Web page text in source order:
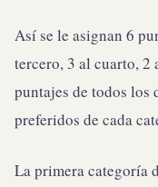
Así se le asignan 6
tercero, 3 al cuarto, 2
puntajes de todos los
preferidos de cada
La primera categoría